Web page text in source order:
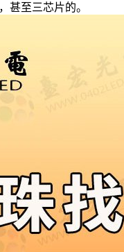
甚至三芯片的。